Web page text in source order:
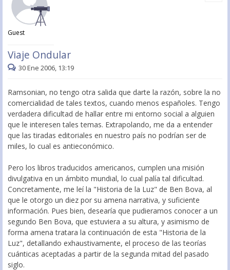
Guest
Viaje Ondular
30 Ene 2006, 13:19
Ramsonian, no tengo otra salida que darte la razón, sobre la no
comercialidad de tales textos, cuando menos españoles. Tengo
verdadera dificultad de hallar entre mi entorno social a alguien
que le interesen tales temas. Extrapolando, me da a entender
que las tiradas editoriales en nuestro país no podrían ser de
miles, lo cual es antieconómico.
Pero los libros traducidos americanos, cumplen una misión
divulgativa en un ámbito mundial, lo cual palía tal dificultad.
Concretamente, me leí la "Historia de la Luz" de Ben Bova, al
que le otorgo un diez por su amena narrativa, y suficiente
información. Pues bien, desearía que pudieramos conocer a un
segundo Ben Bova, que estuviera a su altura, y asimismo de
forma amena tratara la continuación de esta "Historia de la
Luz", detallando exhaustivamente, el proceso de las teorías
cuánticas aceptadas a partir de la segunda mitad del pasado
siglo.